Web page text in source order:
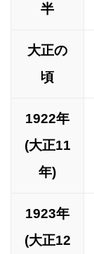
半
大正の
頃
1922年
(大正11
年)
1923年
(大正12